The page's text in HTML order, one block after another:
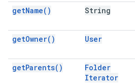
getName( ) String
getOwner( ) User
getParents( )
Folder
Iterator